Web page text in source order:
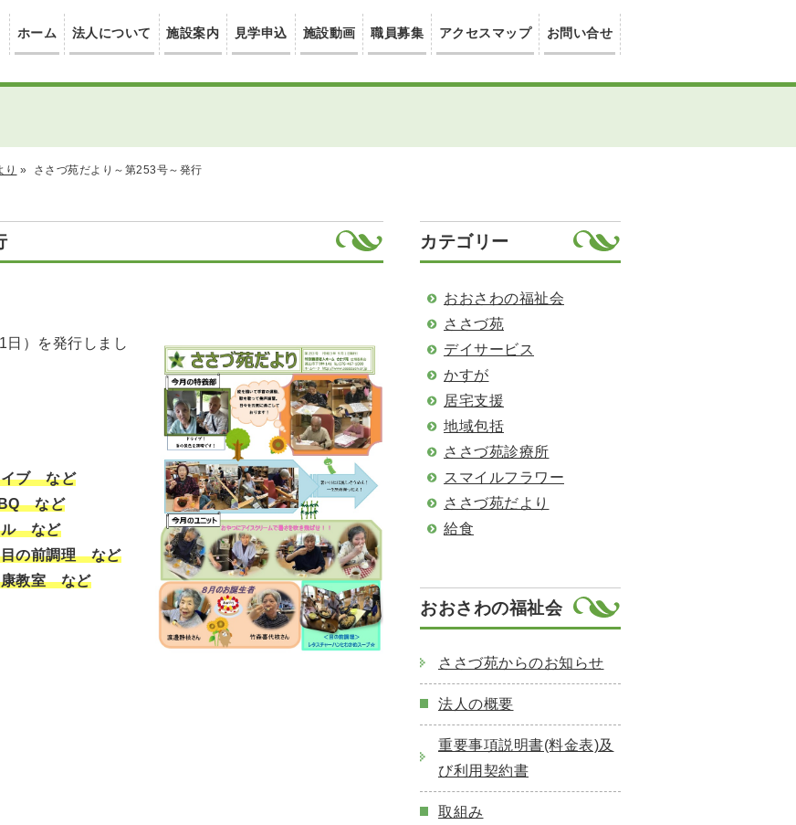
ホーム 法人について 施設案内 見学申込 施設動画 職員募集 アクセスマップ お問い合せ
り » ささづ苑だより～第253号～発行
日）を発行しまし
イブ など
など
ル など
目の前調理 など
康教室 など
カテゴリー
おおさわの福祉会
ささづ苑
デイサービス
かすが
居宅支援
地域包括
ささづ苑診療所
スマイルフラワー
ささづ苑だより
給食
おおさわの福祉会
ささづ苑からのお知らせ
法人の概要
重要事項説明書(料金表)及
び利用契約書
取組み